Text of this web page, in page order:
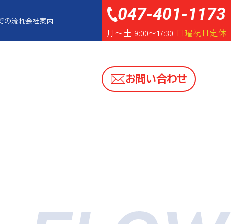
の流れ会社案内 047-401-1173
月〜土 9:00〜17:30 日曜祝日定休
お問い合わせ